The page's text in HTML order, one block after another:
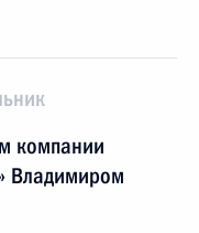
компании
Владимиром